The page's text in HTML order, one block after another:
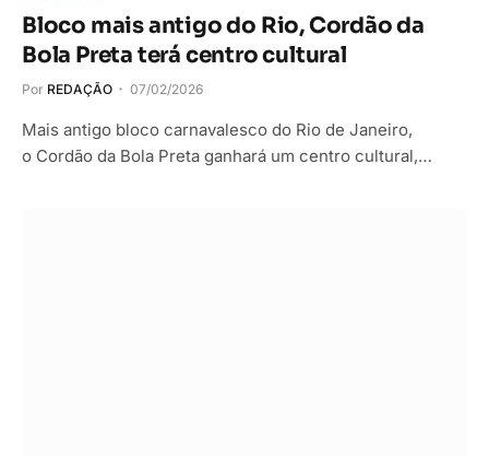
Bloco mais antigo do Rio, Cordão da
Bola Preta terá centro cultural
Por REDAÇÃO 07/02/2026
Mais antigo bloco carnavalesco do Rio de Janeiro,
o Cordão da Bola Preta ganhará um centro cultural,…